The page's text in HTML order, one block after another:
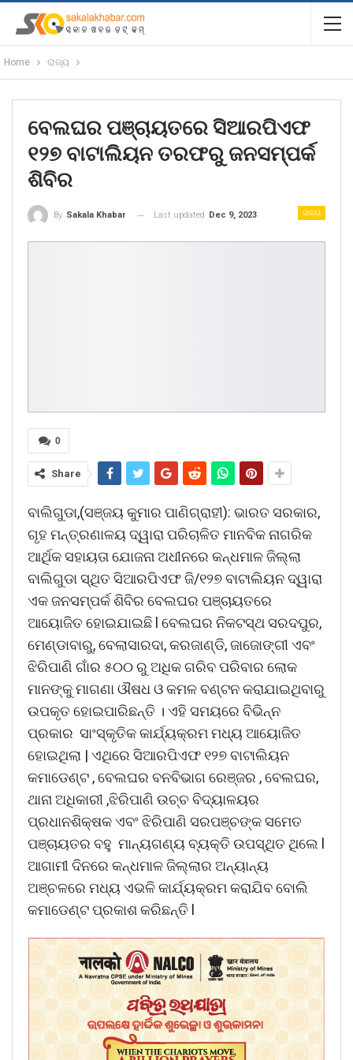
Home ରାଜ୍ୟ
ବେଲଘର ପଞ୍ଚାୟତରେ ସିଆରପିଏଫ
୧୨୭ ବାଟାଲିୟନ ତରଫରୁ ଜନସମ୍ପର୍କ
ଶିବିର
ରାଜ୍ୟ
By Sakala Khabar Last updated Dec 9, 2023
0
Share
ବାଲିଗୁଡା,(ସଞ୍ଜୟ କୁମାର ପାଣିଗ୍ରାହୀ): ଭାରତ ସରକାର,
ଗୃହ ମନ୍ତ୍ରଣାଳୟ ଦ୍ୱାରା ପରିଚାଳିତ ମାନବିକ ନାଗରିକ
ଆର୍ଥିକ ସହାୟତା ଯୋଜନା ଅଧୀନରେ କନ୍ଧମାଳ ଜିଲ୍ଲା
ବାଲିଗୁଡା ସ୍ଥିତ ସିଆରପିଏଫ ଜି/୧୨୭ ବାଟାଲିୟନ ଦ୍ୱାରା
ଏକ ଜନସମ୍ପର୍କ ଶିବିର ବେଲଘର ପଞ୍ଚାୟତରେ
ଆୟୋଜିତ ହୋଇଯାଇଛି l ବେଲଘର ନିକଟସ୍ଥ ସରଦପୁର,
ମେଣ୍ଡାବାରୁ, ବେଲାସାରଦା, କରଜାଣ୍ଡି, ଜାଜୋଙ୍ଗୀ ଏବଂ
ଝିରିପାଣି ଗାଁର ୫୦୦ ରୁ ଅଧିକ ଗରିବ ପରିବାର ଲୋକ
ମାନଙ୍କୁ ମାଗଣା ଔଷଧ ଓ କମଳ ବଣ୍ଟନ କରାଯାଇଥିବାରୁ
ଉପକୃତ ହୋଇପାରିଛନ୍ତି । ଏହି ସମୟରେ ବିଭିନ୍ନ
ପ୍ରକାର ସାଂସ୍କୃତିକ କାର୍ଯ୍ୟକ୍ରମ ମଧ୍ୟ ଆୟୋଜିତ
ହୋଇଥିଲା | ଏଥିରେ ସିଆରପିଏଫ ୧୨୭ ବାଟାଲିୟନ
କମାଡେଣ୍ଟ , ବେଲଘର ବନବିଭାଗ ରେଞ୍ଜର , ବେଲଘର,
ଥାନା ଅଧିକାରୀ ,ଝିରିପାଣି ଉଚ୍ଚ ବିଦ୍ୟାଳୟର
ପ୍ରଧାନଶିକ୍ଷକ ଏବଂ ଝିରିପାଣି ସରପଞ୍ଚଙ୍କ ସମେତ
ପଞ୍ଚାୟତର ବହୁ ମାନ୍ୟଗଣ୍ୟ ବ୍ୟକ୍ତି ଉପସ୍ଥିତ ଥିଲେ l
ଆଗାମୀ ଦିନରେ କନ୍ଧମାଳ ଜିଲ୍ଲାର ଅନ୍ୟାନ୍ୟ
ଅଞ୍ଚଳରେ ମଧ୍ୟ ଏଭଳି କାର୍ଯ୍ୟକ୍ରମ କରାଯିବ ବୋଲି
କମାଡେଣ୍ଟ ପ୍ରକାଶ କରିଛନ୍ତି l